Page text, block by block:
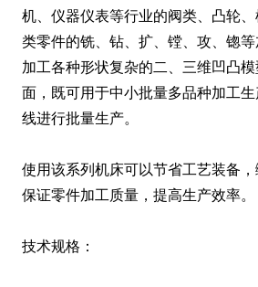
机、仪器仪表等行业的阀类、凸轮
类零件的铣、钻、扩、镗、攻、锪
加工各种形状复杂的二、三维凹凸
面，既可用于中小批量多品种加工
线进行批量生产。
使用该系列机床可以节省工艺装备，
保证零件加工质量，提高生产效率。
技术规格：